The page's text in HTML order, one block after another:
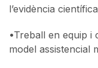
l’evidència
•Treball en equip i
model assistencial